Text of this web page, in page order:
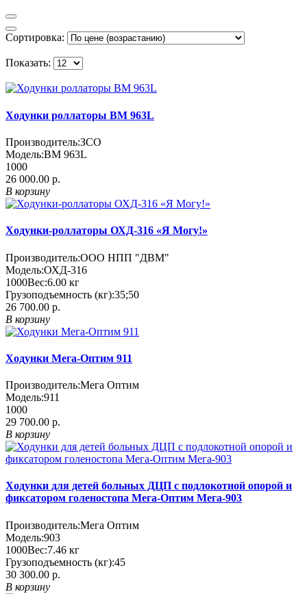
Сортировка:
Показать:
Ходунки роллаторы BM 963L
Производитель:ЗСО
Модель:BM 963L
1000
26 000.00 р.
В корзину
Ходунки-роллаторы ОХД-316 «Я Могу!»
Производитель:ООО НПП "ДВМ"
Модель:ОХД-316
1000Вес:6.00 кг
Грузоподъемность (кг):35;50
26 700.00 р.
В корзину
Ходунки Мега-Оптим 911
Производитель:Мега Оптим
Модель:911
1000
29 700.00 р.
В корзину
Ходунки для детей больных ДЦП с подлокотной опорой и
фиксатором голеностопа Мега-Оптим Мега-903
Производитель:Мега Оптим
Модель:903
1000Вес:7.46 кг
Грузоподъемность (кг):45
30 300.00 р.
В корзину